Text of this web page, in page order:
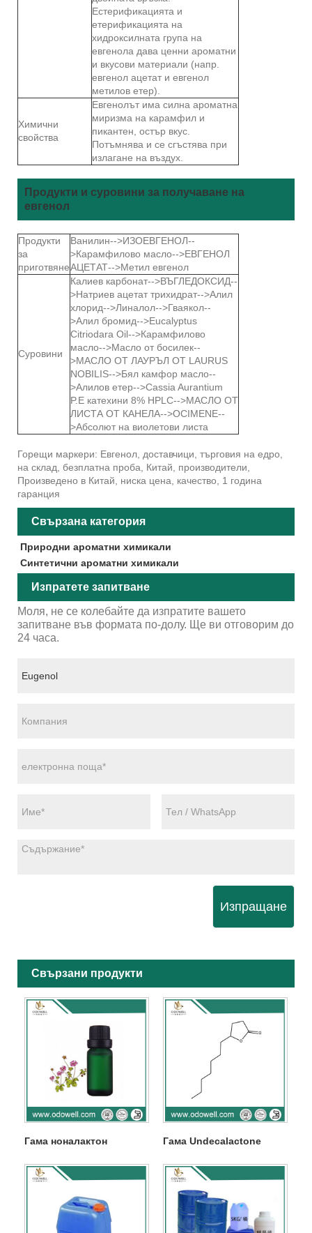
Естерификацията и
етерификацията на
хидроксилната група на
евгенола дава ценни ароматни
и вкусови материали (напр.
евгенол ацетат и евгенол
метилов етер).
Химични
свойства
Евгенолът има силна ароматна
миризма на карамфил и
пикантен, остър вкус.
Потъмнява и се сгъстява при
излагане на въздух.
Продукти и суровини за получаване на
евгенол
Продукти
за
приготвяне
Ванилин-->ИЗОЕВГЕНОЛ--
>Карамфилово масло-->ЕВГЕНОЛ
АЦЕТАТ-->Метил евгенол
Суровини
Калиев карбонат-->ВЪГЛЕДОКСИД--
>Натриев ацетат трихидрат-->Алил
хлорид-->Линалол-->Гваякол--
>Алил бромид-->Eucalyptus
Citriodara Oil-->Карамфилово
масло-->Масло от босилек--
>МАСЛО ОТ ЛАУРЪЛ ОТ LAURUS
NOBILIS-->Бял камфор масло--
>Алилов етер-->Cassia Aurantium
P.E катехини 8% HPLC-->МАСЛО ОТ
ЛИСТА ОТ КАНЕЛА-->OCIMENE--
>Абсолют на виолетови листа
Горещи маркери: Евгенол, доставчици, търговия на едро,
на склад, безплатна проба, Китай, производители,
Произведено в Китай, ниска цена, качество, 1 година
гаранция
Свързана категория
Природни ароматни химикали
Синтетични ароматни химикали
Изпратете запитване
Моля, не се колебайте да изпратите вашето
запитване във формата по-долу. Ще ви отговорим до
24 часа.
Изпращане
Свързани продукти
Гама ноналактон Гама Undecalactone